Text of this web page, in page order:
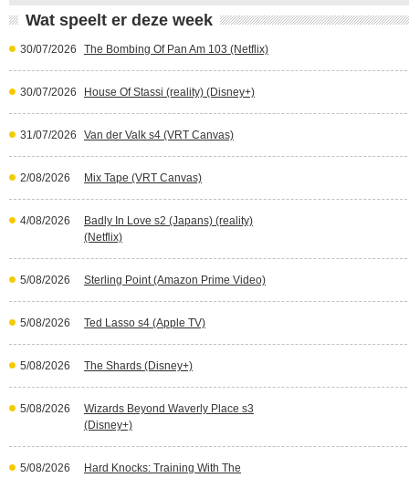
Wat speelt er deze week
30/07/2026 The Bombing Of Pan Am 103 (Netflix)
30/07/2026 House Of Stassi (reality) (Disney+)
31/07/2026 Van der Valk s4 (VRT Canvas)
2/08/2026 Mix Tape (VRT Canvas)
4/08/2026
Badly In Love s2 (Japans) (reality)
(Netflix)
5/08/2026 Sterling Point (Amazon Prime Video)
5/08/2026 Ted Lasso s4 (Apple TV)
5/08/2026 The Shards (Disney+)
5/08/2026
Wizards Beyond Waverly Place s3
(Disney+)
5/08/2026
Hard Knocks: Training With The